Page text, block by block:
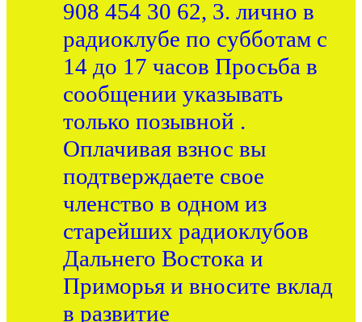
908 454 30 62, 3. лично в
радиоклубе по субботам с
14 до 17 часов Просьба в
сообщении указывать
только позывной .
Оплачивая взнос вы
подтверждаете свое
членство в одном из
старейших радиоклубов
Дальнего Востока и
Приморья и вносите вклад
в развитие